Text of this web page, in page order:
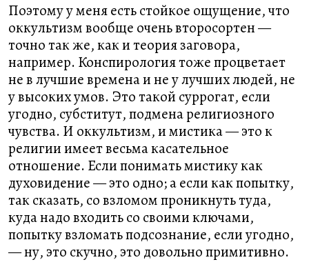
Поэтому у меня есть стойкое ощущение, что
оккультизм вообще очень второсортен —
точно так же, как и теория заговора,
например. Конспирология тоже процветает
не в лучшие времена и не у лучших людей, не
у высоких умов. Это такой суррогат, если
угодно, субститут, подмена религиозного
чувства. И оккультизм, и мистика — это к
религии имеет весьма касательное
отношение. Если понимать мистику как
духовидение — это одно; а если как попытку,
так сказать, со взломом проникнуть туда,
куда надо входить со своими ключами,
попытку взломать подсознание, если угодно,
— ну, это скучно, это довольно примитивно.